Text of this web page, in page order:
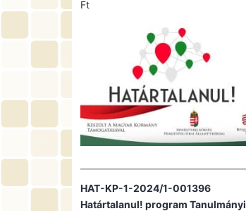
Ft
HAT-KP-1-2024/1-001396
Határtalanul! program Tanulmányi